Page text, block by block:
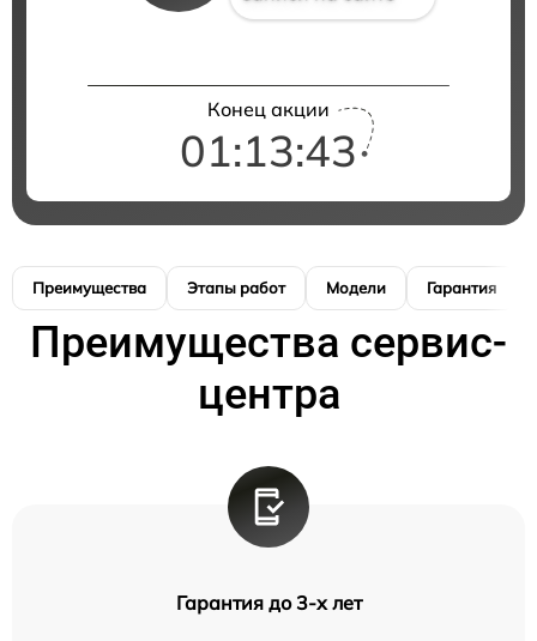
Конец акции
01:13:42
Преимущества Этапы работ Модели Гарантия
Преимущества сервис-
центра
Гарантия до 3-х лет